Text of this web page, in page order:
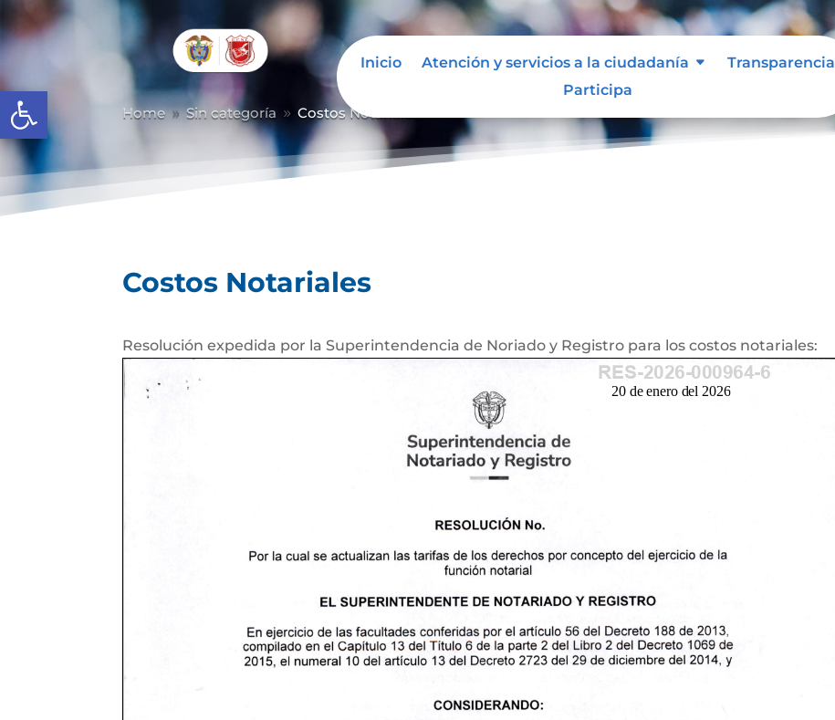
Abrir barra de herramientas
Inicio Atención y servicios a la ciudadanía
Transparencia
Participa
Home 9 Sin categoría 9 Costos Notariales
Costos Notariales
Resolución expedida por la Superintendencia de Noriado y Registro para los costos notariales: